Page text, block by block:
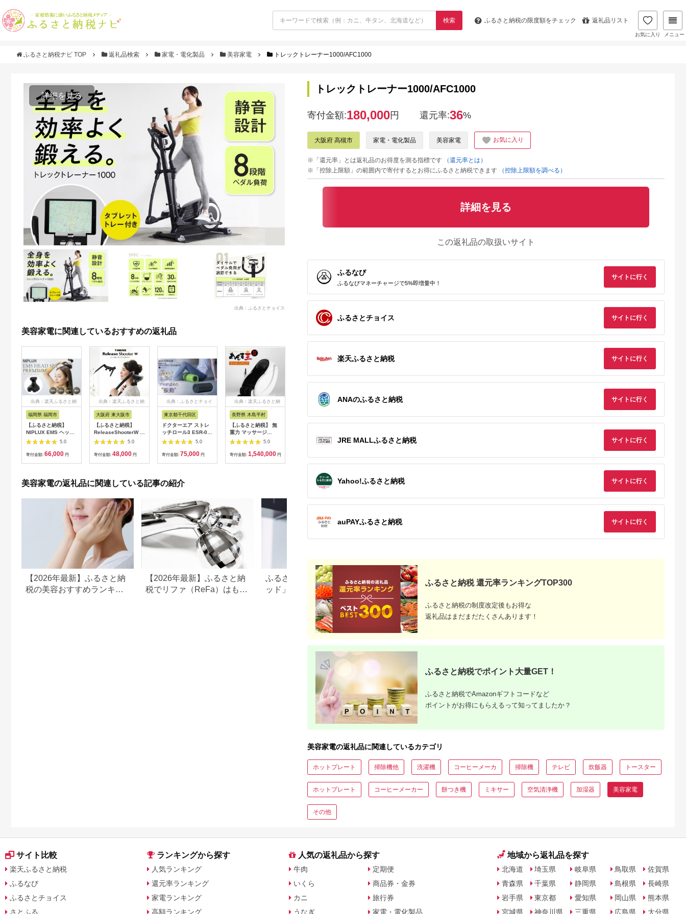
検索 ふるさと納税の限度額をチェック 返礼品リスト
お気に入り メニュー
ふるさと納税ナビ TOP 返礼品検索 家電・電化製品 美容家電 トレックトレーナー1000/AFC1000
詳細を見る
出典：ふるさとチョイス
美容家電に関連しているおすすめの返礼品
出典：楽天ふるさと納
福岡県 福岡市
【ふるさと納税】
NIPLUX EMS ヘッ
ド・フェイシャルケア
PREMIUM NP-
スパ 美顔器 マッサー
ジ ボディケア リフト
カルプ ボディ 全身 防
水 美容 美容家電 福岡
5.0
寄付金額: 66,000 円
出典：楽天ふるさと納
大阪府 東大阪市
【ふるさと納税】
ReleaseShooterW ハ
ンディマッサージャー
MD-8020 - ダブルヘ
ッドで首、肩、腰をし
ー 送料無料
5.0
寄付金額: 48,000 円
出典：ふるさとチョイ
東京都千代田区
ドクターエア ストレ
ッチロール3 ESR-07
ブラック(プレゼント/
振動/寝ながら)
【1582369】
5.0
寄付金額: 75,000 円
出典：楽天ふるさと納
長野県 木島平村
【ふるさと納税】 無
重力 マッサージ
R1500-01 あんま王4
| 日用品 家電 マッサ
ージチェア あんま王
5.0
寄付金額: 1,540,000 円
出典：ふるさとチョイ
オムロン 体重体組成
W[№5223-0165]5.0
出典：ふるさとチョイ
最短翌日発送
タ 体組成計インナー
ブラック 体重計]
5.0
【ふるさと納税】
【キユーピー】ヒアロ
出典：ANAのふるさと
納税
MiCOLA （ミコラ）
イオンドライヤー
HDR-M201-Hダークグ
出典：ANAのふるさ
O101(ブルー系)
SHARP プラズマク
スターヘアブラシ IB-
美容家電の返礼品に関連している記事の紹介
【2026年最新】ふるさと納
税の美容おすすめランキン
【2026年最新】ふるさと納
税でリファ（ReFa）はもら
ふるさと納税「シャワーヘ
ッド」おすすめランキン
グ！リファやミラブルも
【2026年最新】ふるさとプ
レミアムを徹底解剖。良い
点、悪い点を解説
トレックトレーナー1000/AFC1000
寄付金額:180,000円 還元率:36%
大阪府 高槻市 家電・電化製品 美容家電 お気に入り
※「還元率」とは返礼品のお得度を測る指標です
（還元率とは）
※「控除上限額」の範囲内で寄付するとお得にふるさと納税できます
（控除上限額を調べる）
詳細を見る
この返礼品の取扱いサイト
ふるなび
ふるなびマネーチャージで5%即増量中！
サイトに行く
ふるさとチョイス サイトに行く
楽天ふるさと納税 サイトに行く
ANAのふるさと納税 サイトに行く
JRE MALLふるさと納税 サイトに行く
Yahoo!ふるさと納税 サイトに行く
auPAYふるさと納税 サイトに行く
ふるさと納税 還元率ランキングTOP300
ふるさと納税の制度改定後もお得な
返礼品はまだまだたくさんあります！
ふるさと納税でポイント大量GET！
ふるさと納税でAmazonギフトコードなど
ポイントがお得にもらえるって知ってましたか？
美容家電の返礼品に関連しているカテゴリ
ホットプレート 掃除機他 洗濯機 コーヒーメーカ 掃除機 テレビ 炊飯器 トースター
ホットプレート コーヒーメーカー 餅つき機 ミキサー 空気清浄機 加湿器 美容家電
その他
サイト比較
楽天ふるさと納税
ふるなび
ふるさとチョイス
さとふる
ランキングから探す
人気ランキング
還元率ランキング
家電ランキング
高額ランキング
人気の返礼品から探す
牛肉
いくら
カニ
うなぎ
定期便
商品券・金券
旅行券
家電・電化製品
地域から返礼品を探す
北海道
青森県
岩手県
宮城県
埼玉県
千葉県
東京都
神奈川県
岐阜県
静岡県
愛知県
三重県
鳥取県
島根県
岡山県
広島県
佐賀県
長崎県
熊本県
大分県